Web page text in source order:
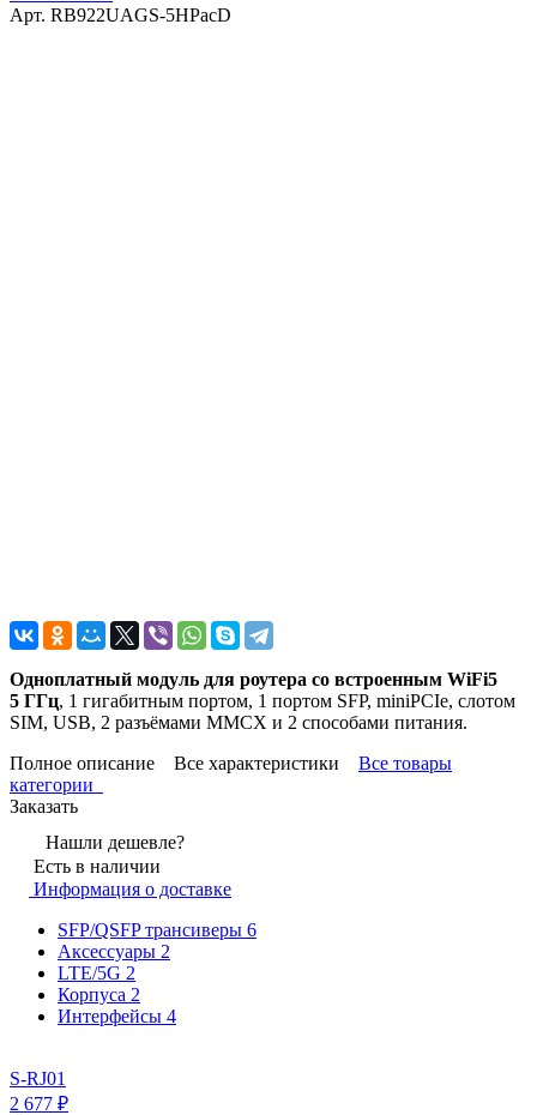
Арт. RB922UAGS-5HPacD
Одноплатный модуль для роутера со встроенным WiFi5
5 ГГц, 1 гигабитным портом, 1 портом SFP, miniPCIe, слотом
SIM, USB, 2 разъёмами MMCX и 2 способами питания.
Полное описание
Все характеристики
Все товары
категории
Заказать
Нашли дешевле?
Есть в наличии
Информация о доставке
SFP/QSFP трансиверы 6
Аксессуары 2
LTE/5G 2
Корпуса 2
Интерфейсы 4
S-RJ01
2 677 ₽